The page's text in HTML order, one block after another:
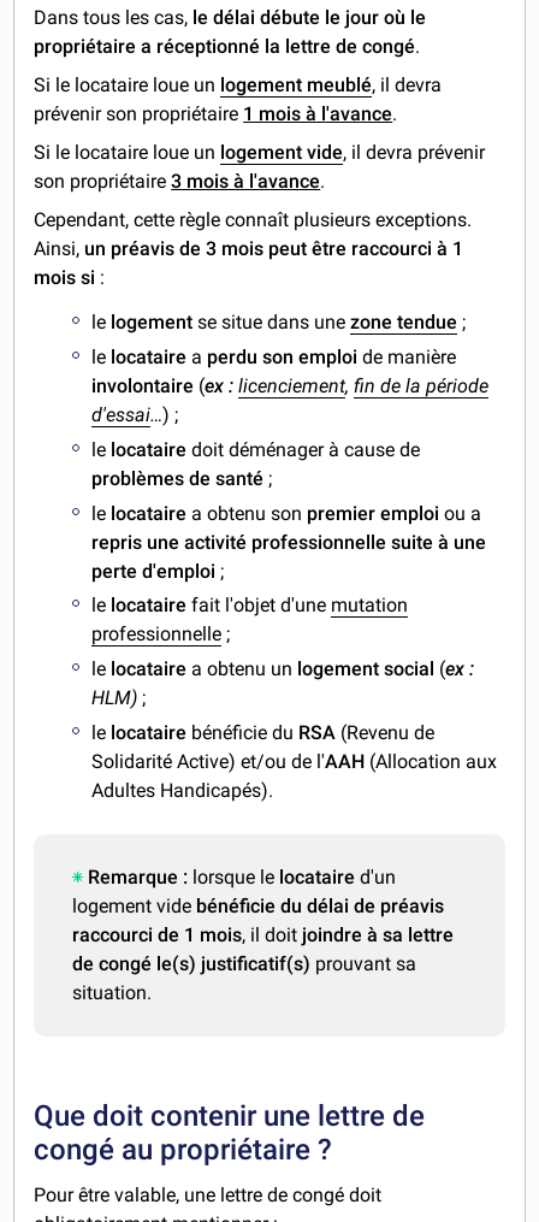
Dans tous les cas, le délai débute le jour où le
propriétaire a réceptionné la lettre de congé.
Si le locataire loue un logement meublé, il devra
prévenir son propriétaire 1 mois à l'avance.
Si le locataire loue un logement vide, il devra prévenir
son propriétaire3 mois à l'avance.
Cependant, cette règle connaît plusieurs exceptions.
Ainsi, un préavis de 3 mois peut être raccourci à 1
mois si :
le logement se situe dans unezone tendue ;
le locataire a perdu son emploide manière
involontaire (ex : licenciement,fin de la période
d'essai…) ;
le locatairedoit déménager à cause de
problèmes de santé ;
le locataire a obtenu son premier emploiou a
repris une activité professionnelle suite à une
perte d'emploi ;
le locatairefait l'objet d'une mutation
professionnelle ;
le locataire a obtenu un logement social (ex :
HLM) ;
le locataire bénéficie du RSA (Revenu de
Solidarité Active) et/ou de l'AAH (Allocation aux
Adultes Handicapés).
Remarque : lorsque le locataire d'un
logement vide bénéficie du délai de préavis
raccourci de 1 mois, il doit joindre à sa lettre
de congé le(s) justificatif(s) prouvant sa
situation.
Que doit contenir une lettre de
congé au propriétaire ?
Pour être valable, une lettre de congé doit